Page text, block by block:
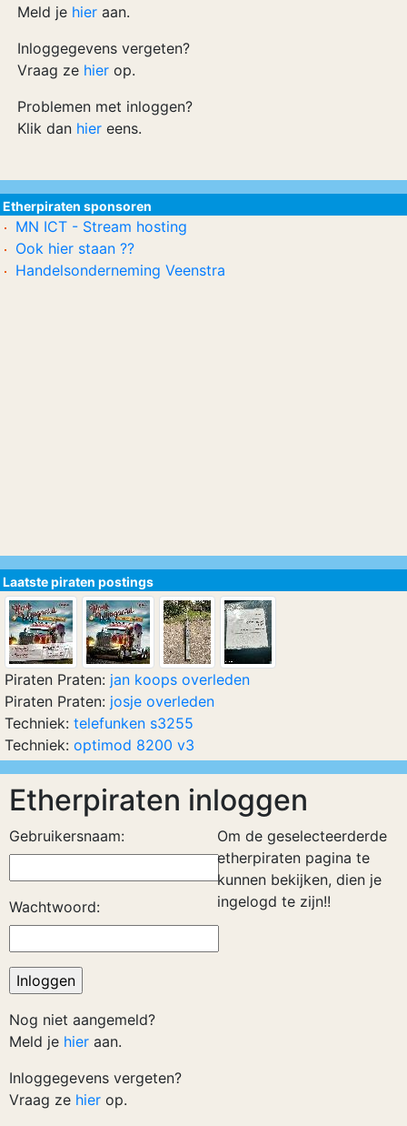
Etherpiraten inloggen
Gebruikersnaam:
Wachtwoord:
Nog niet aangemeld?
Meld je hier aan.
Inloggegevens vergeten?
Vraag ze hier op.
Om de geselecteerderde
etherpiraten pagina te
kunnen bekijken, dien je
ingelogd te zijn!!
Meld je hier aan.
Inloggegevens vergeten?
Vraag ze hier op.
Problemen met inloggen?
Klik dan hier eens.
Etherpiraten sponsoren
MN ICT - Stream hosting
Ook hier staan ??
Handelsonderneming Veenstra
Laatste piraten postings
Piraten Praten: jan koops overleden
Piraten Praten: josje overleden
Techniek: telefunken s3255
Techniek: optimod 8200 v3